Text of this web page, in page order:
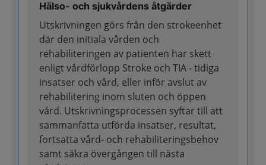
Hälso- och sjukvårdens åtgärder
Utskrivningen görs från den strokeenhet
där den initiala vården och
rehabiliteringen av patienten har skett
enligt vårdförlopp Stroke och TIA - tidiga
insatser och vård, eller inför avslut av
rehabilitering inom sluten och öppen
vård. Utskrivningsprocessen syftar till att
sammanfatta utförda insatser, resultat,
fortsatta vård- och rehabiliteringsbehov
samt säkra övergången till nästa